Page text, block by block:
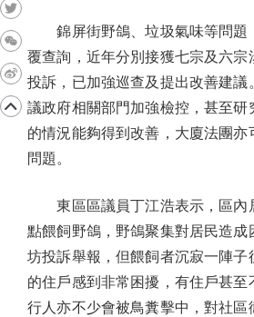
錦屏街野鴿、垃圾氣味等問題
覆查詢，近年分別接獲七宗及六宗
投訴，已加強巡查及提出改善建議
議政府相關部門加強檢控，甚至研
的情況能夠得到改善，大廈法團亦
問題。
東區區議員丁江浩表示，區內
點餵飼野鴿，野鴿聚集對居民造成
坊投訴舉報，但餵飼者沉寂一陣子
的住戶感到非常困擾，有住戶甚至
行人亦不少會被鳥糞擊中，對社區